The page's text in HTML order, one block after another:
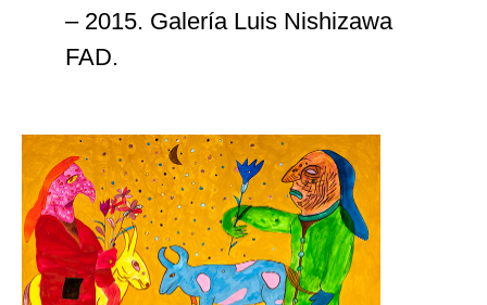
– 2015. Galería Luis Nishizawa
FAD.